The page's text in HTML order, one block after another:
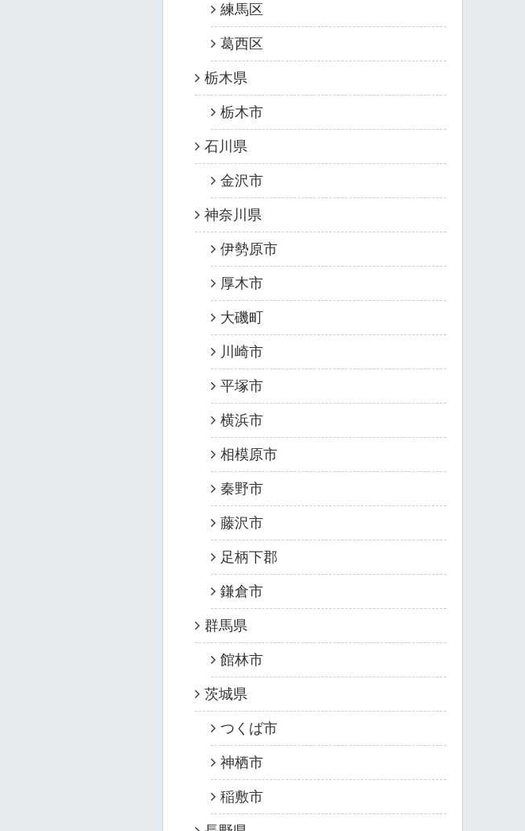
練馬区
葛西区
栃木県
栃木市
石川県
金沢市
神奈川県
伊勢原市
厚木市
大磯町
川崎市
平塚市
横浜市
相模原市
秦野市
藤沢市
足柄下郡
鎌倉市
群馬県
館林市
茨城県
つくば市
神栖市
稲敷市